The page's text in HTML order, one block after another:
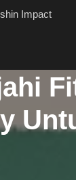
Impact